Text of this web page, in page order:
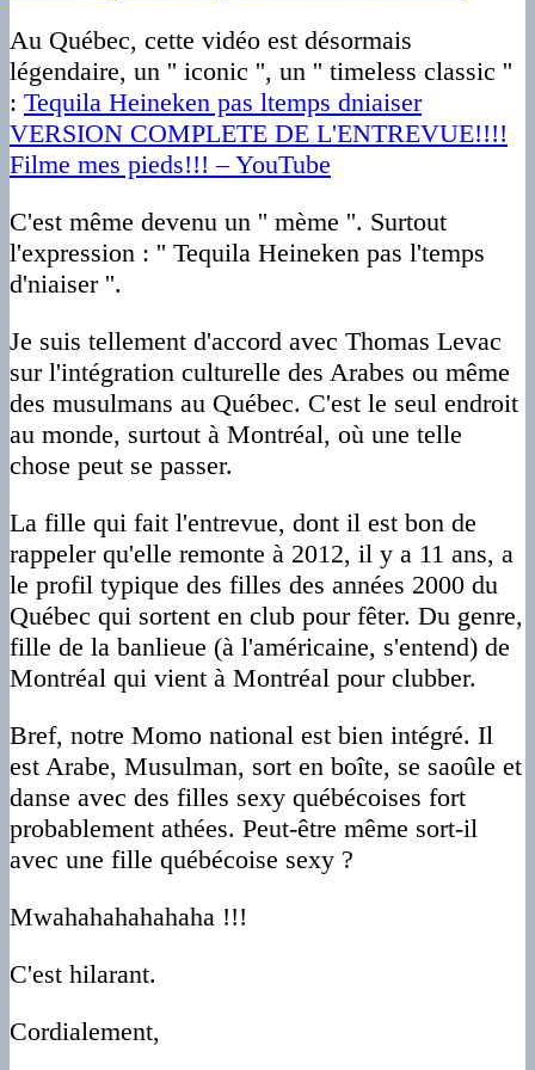
Au Québec, cette vidéo est désormais
légendaire, un '' iconic '', un '' timeless classic ''
: Tequila Heineken pas ltemps dniaiser
VERSION COMPLETE DE L'ENTREVUE!!!!
Filme mes pieds!!! – YouTube
C'est même devenu un '' mème ''. Surtout
l'expression : '' Tequila Heineken pas l'temps
d'niaiser ''.
Je suis tellement d'accord avec Thomas Levac
sur l'intégration culturelle des Arabes ou même
des musulmans au Québec. C'est le seul endroit
au monde, surtout à Montréal, où une telle
chose peut se passer.
La fille qui fait l'entrevue, dont il est bon de
rappeler qu'elle remonte à 2012, il y a 11 ans, a
le profil typique des filles des années 2000 du
Québec qui sortent en club pour fêter. Du genre,
fille de la banlieue (à l'américaine, s'entend) de
Montréal qui vient à Montréal pour clubber.
Bref, notre Momo national est bien intégré. Il
est Arabe, Musulman, sort en boîte, se saoûle et
danse avec des filles sexy québécoises fort
probablement athées. Peut-être même sort-il
avec une fille québécoise sexy ?
Mwahahahahahaha !!!
C'est hilarant.
Cordialement,